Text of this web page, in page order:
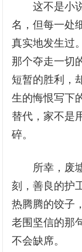
这不是小说
名，但每一处
真实地发生过
那个夺走一切
短暂的胜利，
生的悔恨写下
替代，家不是
碎。
所幸，废墟
刻，善良的护
热腾腾的饺子
老围坚信的那
不会缺席。